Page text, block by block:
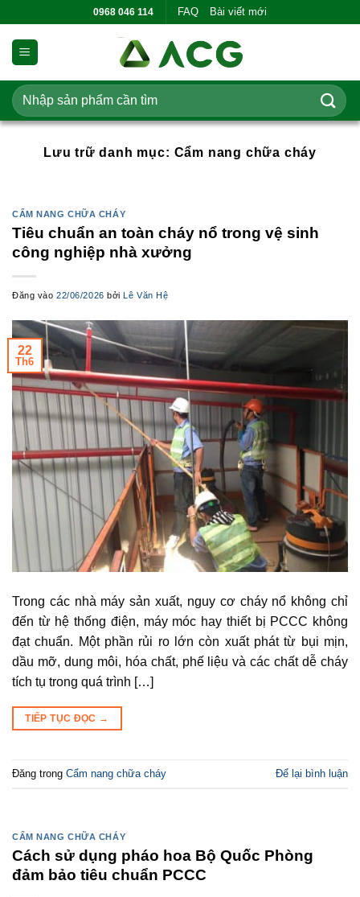
dung
0968 046 114 FAQ Bài viết mới
Tìm
kiếm:
Lưu trữ danh mục: Cẩm nang chữa cháy
CẨM NANG CHỮA CHÁY
Tiêu chuẩn an toàn cháy nổ trong vệ sinh
công nghiệp nhà xưởng
Đăng vào22/06/2026 bởiLê Văn Hệ
22
Th6
Trong các nhà máy sản xuất, nguy cơ cháy nổ không chỉ
đến từ hệ thống điện, máy móc hay thiết bị PCCC không
đạt chuẩn. Một phần rủi ro lớn còn xuất phát từ bụi mịn,
dầu mỡ, dung môi, hóa chất, phế liệu và các chất dễ cháy
tích tụ trong quá trình […]
TIẾP TỤC ĐỌC →
Đăng trong Cẩm nang chữa cháy Để lại bình luận
CẨM NANG CHỮA CHÁY
Cách sử dụng pháo hoa Bộ Quốc Phòng
đảm bảo tiêu chuẩn PCCC